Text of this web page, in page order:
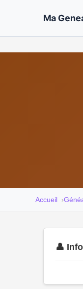
Ma
Accueil
👤